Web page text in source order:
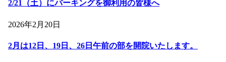
2/21（土）にパーキングを御利用の皆様へ
2026年2月20日
2月は12日、19日、26日午前の部を開院いたします。